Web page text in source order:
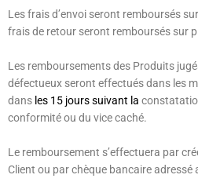
Les frais d’envoi seront remboursés
frais de retour seront remboursés sur
Les remboursements des Produits
défectueux seront effectués dans les
dans les 15 jours suivant la
conformité ou du vice caché.
Le remboursement s’effectuera par
Client ou par chèque bancaire adressé